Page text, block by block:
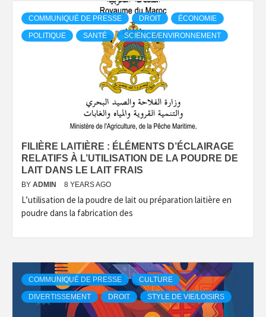
COMMUNIQUÉ DE PRESSE DROIT ÉCONOMIE
POLITIQUE SANTÉ SCIENCE/ENVIRONNEMENT
FILIÈRE LAITIÈRE : ÉLÉMENTS D’ÉCLAIRAGE
RELATIFS À L’UTILISATION DE LA POUDRE DE
LAIT DANS LE LAIT FRAIS
BY ADMIN 8 YEARS AGO
L’utilisation de la poudre de lait ou préparation laitière en
poudre dans la fabrication des
COMMUNIQUÉ DE PRESSE CULTURE
DIVERTISSEMENT DROIT STYLE DE VIE/LOISIRS